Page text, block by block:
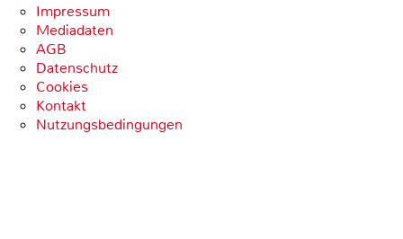
Impressum
Mediadaten
AGB
Datenschutz
Cookies
Kontakt
Nutzungsbedingungen